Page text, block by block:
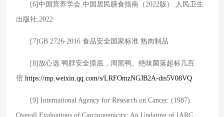
[6]中国营养学会.中国居民膳食指南（2022版）.人民卫生
出版社,2022
[7]GB 2726-2016 食品安全国家标准 熟肉制品
[8]放心选.鸭脖安全摸底，周黑鸭、绝味菌落超标几百
倍.https://mp.weixin.qq.com/s/LRFOmzNGJB2A-dis5V08VQ
[9] International Agency for Research on Cancer. (1987).
Overall Evaluations of Carcinogenicity: An Updating of IARC